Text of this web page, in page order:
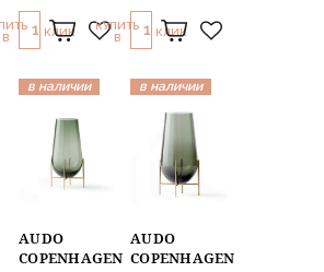
В
1 КЛИК
КУПИТЬ
В
1 КЛИК
в наличии
AUDO
COPENHAGEN
в наличии
AUDO
COPENHAGEN